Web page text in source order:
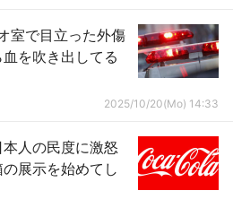
室で目立った外傷
を吹き出してる
2025/10/20(Mo) 14:33
本人の民度に激怒
展示を始めてし